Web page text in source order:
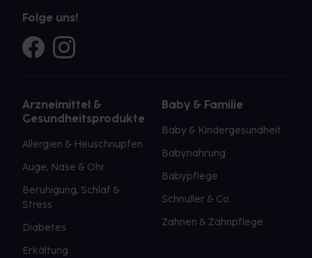
Folge uns!
Arzneimittel &
Gesundheitsprodukte
Allergien & Heuschnupfen
Auge, Nase & Ohr
Beruhigung, Schlaf &
Stress
Diabetes
Erkältung
Baby & Familie
Baby & Kindergesundheit
Babynahrung
Babypflege
Schnuller & Co.
Zahnen & Zahnpflege